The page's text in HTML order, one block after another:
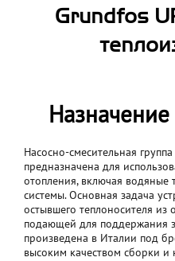
Grundfos
Насосно-смесительная
предназначена для
отопления, включая
системы. Основная задача
остывшего теплоносителя
подающей для поддержания
произведена в Италии под
высоким качеством сборки и